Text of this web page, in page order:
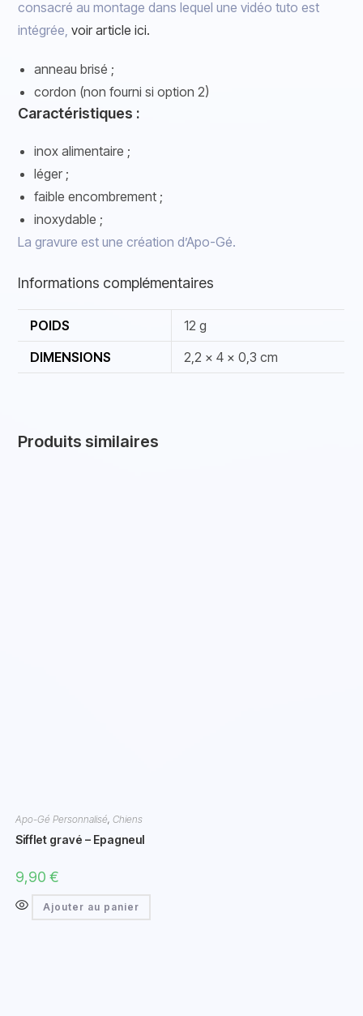
consacré au montage dans lequel une vidéo tuto est
intégrée,voir article ici.
anneau brisé ;
cordon (non fourni si option 2)
Caractéristiques :
inox alimentaire ;
léger ;
faible encombrement ;
inoxydable ;
La gravure est une création d’Apo-Gé.
Informations complémentaires
POIDS
12 g
DIMENSIONS
2,2 × 4 × 0,3 cm
Produits similaires
Apo-Gé Personnalisé, Chiens
Sifflet gravé – Epagneul
9,90 €
Ajouter au panier